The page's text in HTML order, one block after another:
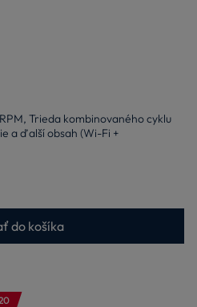
Trieda kombinovaného cyklu
a ďalší obsah (Wi-Fi +
do košíka